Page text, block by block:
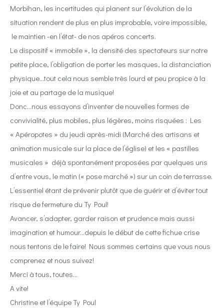
Morbihan, les incertitudes qui planent sur l’évolution de la
situation rendent de plus en plus improbable, voire impossible,
le maintien -en l’état- de nos apéros concerts.
Le dispositif « immobile », la densité des spectateurs sur notre
petite place, l’obligation de porter les masques, la distanciation
physique…tout cela nous semble très lourd et peu propice à la
joie et au partage de la musique!
Donc…nous essayons d’inventer de nouvelles formes de
convivialité, plus mobiles, plus légères, moins risquées : Les
« Apéropotes » du jeudi après-midi (Marché des artisans et
animation musicale sur la place de l’église) et les « pastilles
musicales » déjà spontanément proposées par quelques uns
d’entre vous, le matin (« pose marché ») sur un coin de terrasse.
L’essentiel étant de prévenir plutôt que de guérir et d’éviter tout
risque de fermeture du Ty Poul!
Avancer, s’adapter, garder raison et prudence mais aussi
imagination et humour…depuis le début de cette fichue crise
nous tentons de le faire! Nous sommes certains que vous nous
comprenez et nous suivez!
Merci à tous, toutes…
A vite!
Christine et l’équipe Ty Poul